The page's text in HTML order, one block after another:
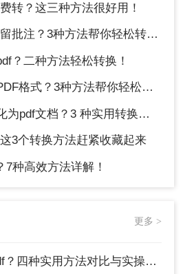
转？这三种方法很好用！
注？3种方法帮你轻松转换！
？二种方法轻松转换！
格式？3种方法帮你轻松转换!
3 种实用转换方法，完美保留原文档格式！
3个转换方法赶紧收藏起来
7种高效方法详解！
更多 >
方法对比与实操指南（附详细表格）！